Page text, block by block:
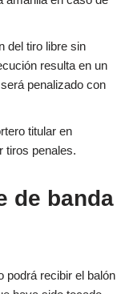
del tiro libre sin
resulta en un
penalizado con
titular en
tiros penales.
de banda
podrá recibir el balón